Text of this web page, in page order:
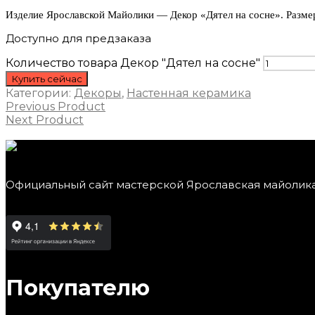
Изделие Ярославской Майолики — Декор «Дятел на сосне».
Доступно для предзаказа
Количество товара Декор "Дятел на сосне"
Купить сейчас
Категории: Декоры, Настенная керамика
Previous Product
Next Product
Официальный сайт мастерской Ярославская
Покупателю